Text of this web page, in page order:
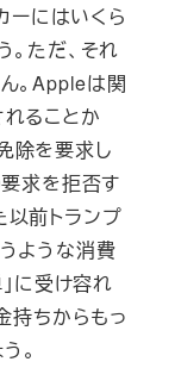
ーにはいくら
ただ、それ
。Appleは関
ることか
除を要求し
求を拒否す
以前トランプ
ような消費
に受け容れ
持ちからもっ
。